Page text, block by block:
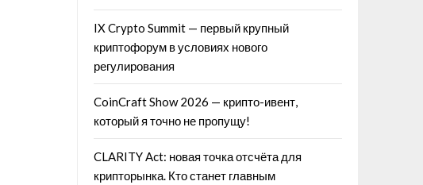
IX Crypto Summit — первый крупный
криптофорум в условиях нового
регулирования
CoinCraft Show 2026 — крипто-ивент,
который я точно не пропущу!
CLARITY Act: новая точка отсчёта для
крипторынка. Кто станет главным